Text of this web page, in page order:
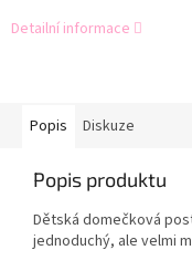
Detailní informace
Popis Diskuze
Popis produktu
Dětská domečková
jednoduchý, ale velmi